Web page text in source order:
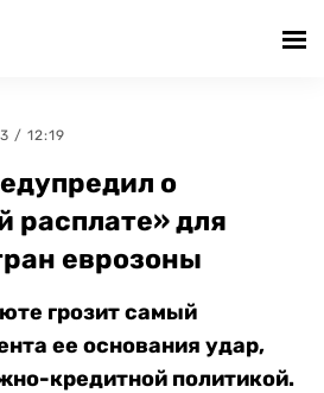
/ 12:19
о
расплате» для
еврозоны
грозит самый
ее основания удар,
кредитной политикой.